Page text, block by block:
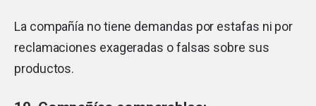
La compañía no tiene demandas por estafas ni por
reclamaciones exageradas o falsas sobre sus
productos.